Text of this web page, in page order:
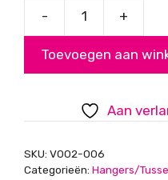
-
met
+
Toevoegen aan
Aan
SKU: V002-006
Categorieën: Hangers/